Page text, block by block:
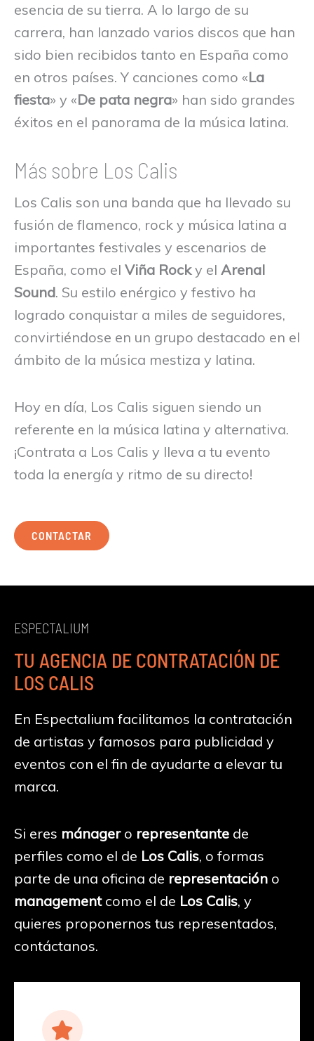
esencia de su tierra. A lo largo de su
carrera, han lanzado varios discos que han
sido bien recibidos tanto en España como
en otros países. Y canciones como «La
fiesta» y «De pata negra» han sido grandes
éxitos en el panorama de la música latina.
Más sobre Los Calis
Los Calis son una banda que ha llevado su
fusión de flamenco, rock y música latina a
importantes festivales y escenarios de
España, como el Viña Rocky el Arenal
Sound. Su estilo enérgico y festivo ha
logrado conquistar a miles de seguidores,
convirtiéndose en un grupo destacado en el
ámbito de la música mestiza y latina.
Hoy en día, Los Calis siguen siendo un
referente en la música latina y alternativa.
¡Contrata a Los Calis y lleva a tu evento
toda la energía y ritmo de su directo!
CONTACTAR
ESPECTALIUM
TU AGENCIA DE CONTRATACIÓN DE
LOS CALIS
En Espectalium facilitamos la contratación
de artistas y famosos para publicidad y
eventos con el fin de ayudarte a elevar tu
marca.
Si eres mánagero representante de
perfiles como el de Los Calis, o formas
parte de una oficina de representación o
managementcomo el de Los Calis, y
quieres proponernos tus representados,
contáctanos.